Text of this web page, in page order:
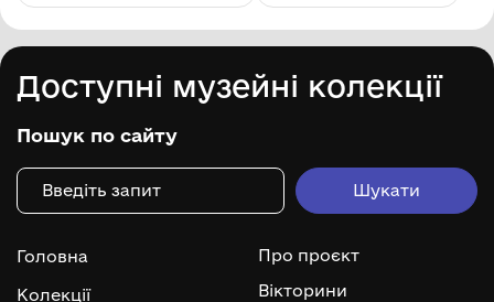
Доступні музейні колекції
Пошук по сайту
Головна
Колекції
Про проєкт
Вікторини